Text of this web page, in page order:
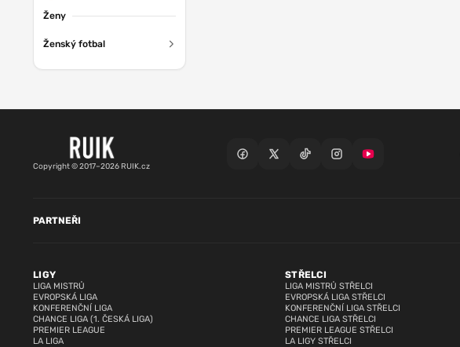
Ženy
Ženský fotbal
Copyright © 2017–2026 RUIK.cz
LIGY
LIGA MISTRŮ
EVROPSKÁ LIGA
KONFERENČNÍ LIGA
CHANCE LIGA (1. ČESKÁ LIGA)
PREMIER LEAGUE
LA LIGA
STŘELCI
LIGA MISTRŮ STŘELCI
EVROPSKÁ LIGA STŘELCI
KONFERENČNÍ LIGA STŘELCI
CHANCE LIGA STŘELCI
PREMIER LEAGUE STŘELCI
LA LIGY STŘELCI
PARTNEŘI